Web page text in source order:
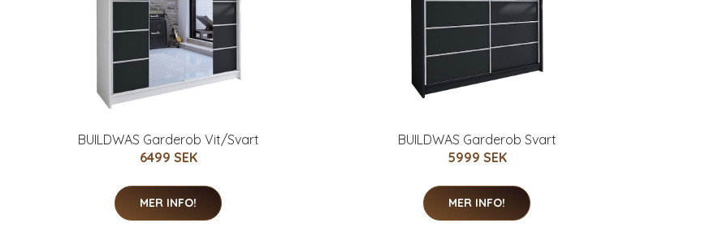
BUILDWAS Garderob Vit/Svart
6499 SEK
MER INFO!
BUILDWAS Garderob Svart
5999 SEK
MER INFO!